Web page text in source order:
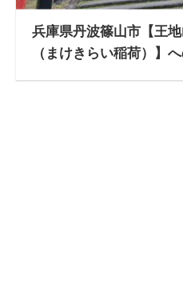
兵庫県丹波篠山市【王
（まけきらい稲荷）】